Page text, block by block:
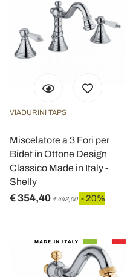
VIADURINI TAPS
Miscelatore a 3 Fori per
Bidet in Ottone Design
Classico Made in Italy -
Shelly
€ 354,40 € 443,00 - 20%